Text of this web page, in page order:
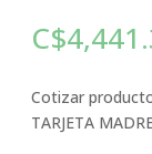
C$
Cotizar
TARJETA